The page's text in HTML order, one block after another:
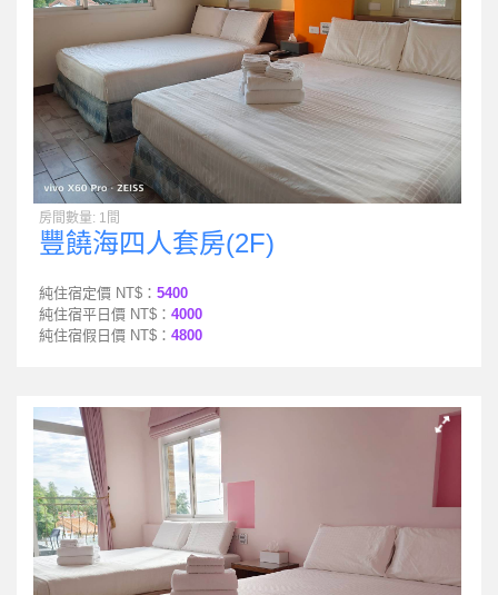
房間數量: 1間
豐饒海四人套房(2F)
純住宿定價 NT$： 5400
純住宿平日價 NT$： 4000
純住宿假日價 NT$： 4800